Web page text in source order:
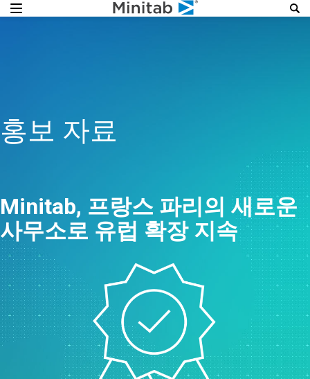
홍보 자료
Minitab, 프랑스 파리의 새로운
사무소로 유럽 확장 지속